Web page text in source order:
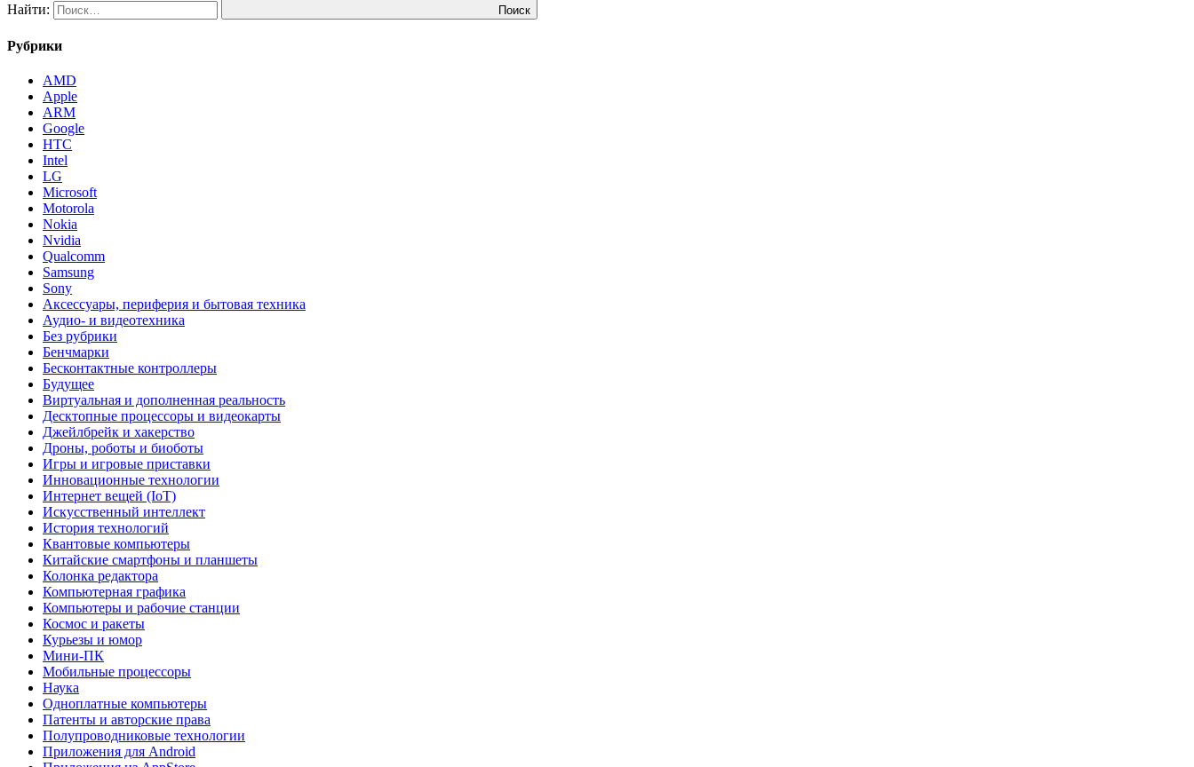
Найти: Поиск
Рубрики
AMD
Apple
ARM
Google
HTC
Intel
LG
Microsoft
Motorola
Nokia
Nvidia
Qualcomm
Samsung
Sony
Аксессуары, периферия и бытовая техника
Аудио- и видеотехника
Без рубрики
Бенчмарки
Бесконтактные контроллеры
Будущее
Виртуальная и дополненная реальность
Десктопные процессоры и видеокарты
Джейлбрейк и хакерство
Дроны, роботы и биоботы
Игры и игровые приставки
Инновационные технологии
Интернет вещей (IoT)
Искусственный интеллект
История технологий
Квантовые компьютеры
Китайские смартфоны и планшеты
Колонка редактора
Компьютерная графика
Компьютеры и рабочие станции
Космос и ракеты
Курьезы и юмор
Мини-ПК
Мобильные процессоры
Наука
Одноплатные компьютеры
Патенты и авторские права
Полупроводниковые технологии
Приложения для Android